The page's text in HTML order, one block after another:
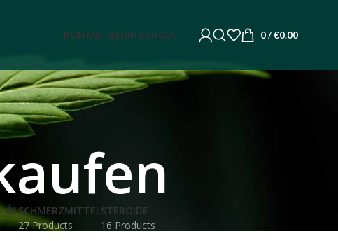
KONTAKTBEDINGUNGEN 0/ €0.00
ÖLSCHMERZMITTEL
27 Products
STEROIDE
16 Products